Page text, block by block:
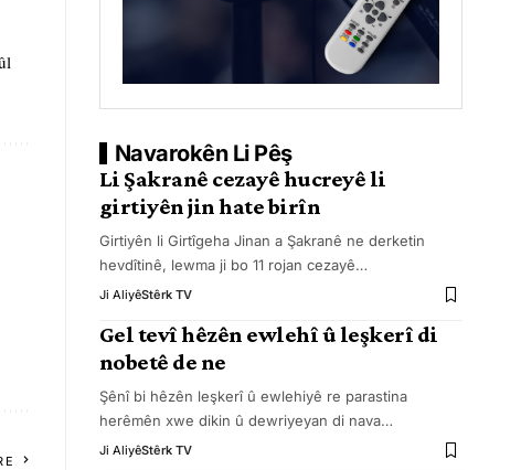
Navarokên Li Pêş
Li Şakranê cezayê hucreyê li
girtiyên jin hate birîn
Girtiyên li Girtîgeha Jinan a Şakranê ne derketin
hevdîtinê, lewma ji bo 11 rojan cezayê…
Ji AliyêStêrk TV
Gel tevî hêzên ewlehî û leşkerî di
nobetê de ne
Şênî bi hêzên leşkerî û ewlehiyê re parastina
herêmên xwe dikin û dewriyeyan di nava…
Ji AliyêStêrk TV